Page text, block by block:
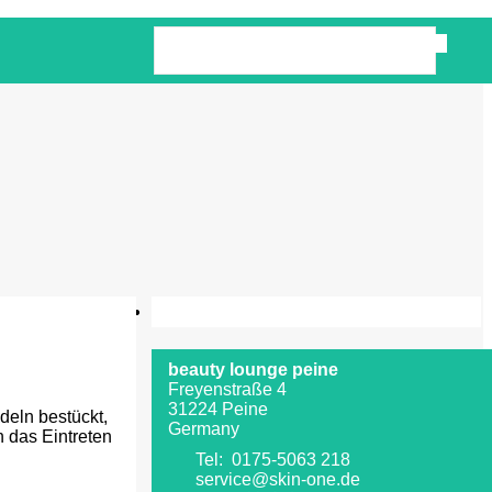
bestückt,
das Eintreten
beauty lounge peine
Freyenstraße 4
31224 Peine
Germany
Tel: 0175-5063 218
service@skin-one.de